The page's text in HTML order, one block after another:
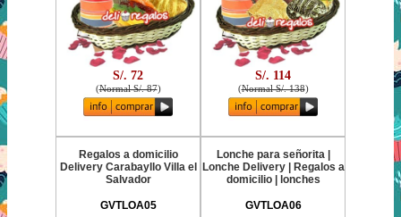
S/. 72
(Normal S/. 87)
S/. 114
(Normal S/. 138)
Regalos a domicilio
Delivery Carabayllo Villa el
Salvador
GVTLOA05
Lonche para señorita |
Lonche Delivery | Regalos a
domicilio | lonches
GVTLOA06